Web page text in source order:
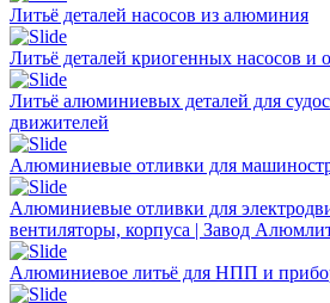
Литьё деталей насосов из алюминия
Литьё деталей криогенных насосов и
Литьё алюминиевых деталей для
движителей
Алюминиевые отливки для
Алюминиевые отливки для
вентиляторы, корпуса | Завод
Алюминиевое литьё для НПП и